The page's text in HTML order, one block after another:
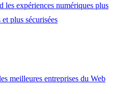
les expériences numériques plus
plus sécurisées
meilleures entreprises du Web